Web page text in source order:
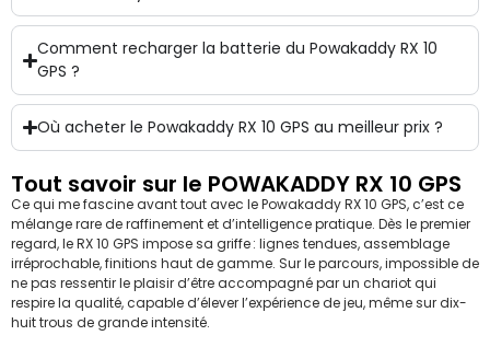
Comment recharger la batterie du Powakaddy RX 10
GPS ?
Où acheter le Powakaddy RX 10 GPS au meilleur prix ?
Tout savoir sur le POWAKADDY RX 10 GPS
Ce qui me fascine avant tout avec le Powakaddy RX 10 GPS, c’est ce
mélange rare de raffinement et d’intelligence pratique. Dès le premier
regard, le RX 10 GPS impose sa griffe : lignes tendues, assemblage
irréprochable, finitions haut de gamme. Sur le parcours, impossible de
ne pas ressentir le plaisir d’être accompagné par un chariot qui
respire la qualité, capable d’élever l’expérience de jeu, même sur dix-
huit trous de grande intensité.